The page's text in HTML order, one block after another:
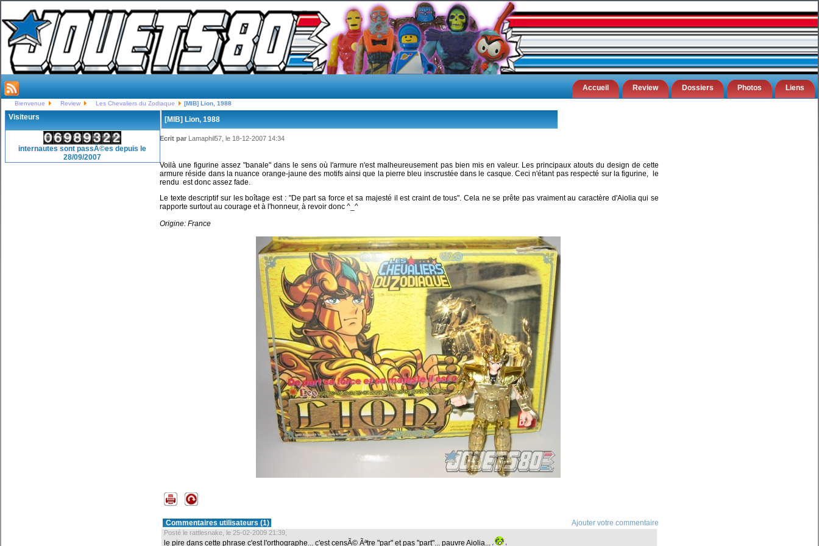
Liens
Photos
Dossiers
Review
Accueil
Bienvenue Review Les Chevaliers du Zodiaque [MIB] Lion, 1988
Visiteurs
internautes sont passÃ©es depuis le
28/09/2007
[MIB] Lion, 1988
Ecrit par Lamaphil57, le 18-12-2007 14:34
Voilà une figurine assez "banale" dans le sens où l'armure n'est malheureusement pas bien mis en valeur. Les principaux atouts du design de cette
armure réside dans la nuance orange-jaune des motifs ainsi que la pierre bleu inscrustée dans le casque. Ceci n'étant pas respecté sur la figurine, le
rendu est donc assez fade.
Le texte descriptif sur les boîtage est : "De part sa force et sa majesté il est craint de tous". Cela ne se prête pas vraiment au caractère d'Aiolia qui se
rapporte surtout au courage et à l'honneur, à revoir donc ^_^
Origine: France
Commentaires utilisateurs (1) Ajouter votre commentaire
Posté le rattlesnake, le 25-02-2009 21:39,
le pire dans cette phrase c'est l'orthographe... c'est censÃ© Ãªtre "par" et pas "part"... pauvre Aiolia...